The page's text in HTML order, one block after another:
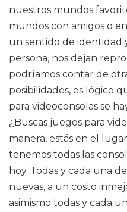
nuestros mundos
mundos con amigos o
un sentido de identidad
persona, nos dejan
podríamos contar de
posibilidades, es lógico
para videoconsolas se
¿Buscas juegos para
manera, estás en el
tenemos todas las
hoy. Todas y cada una
nuevas, a un costo
asimismo todas y cada